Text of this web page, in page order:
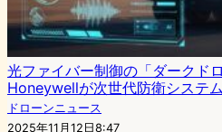
光ファイバー制御の「ダークド
Honeywellが次世代防衛システ
ドローンニュース
2025年11月12日8:47